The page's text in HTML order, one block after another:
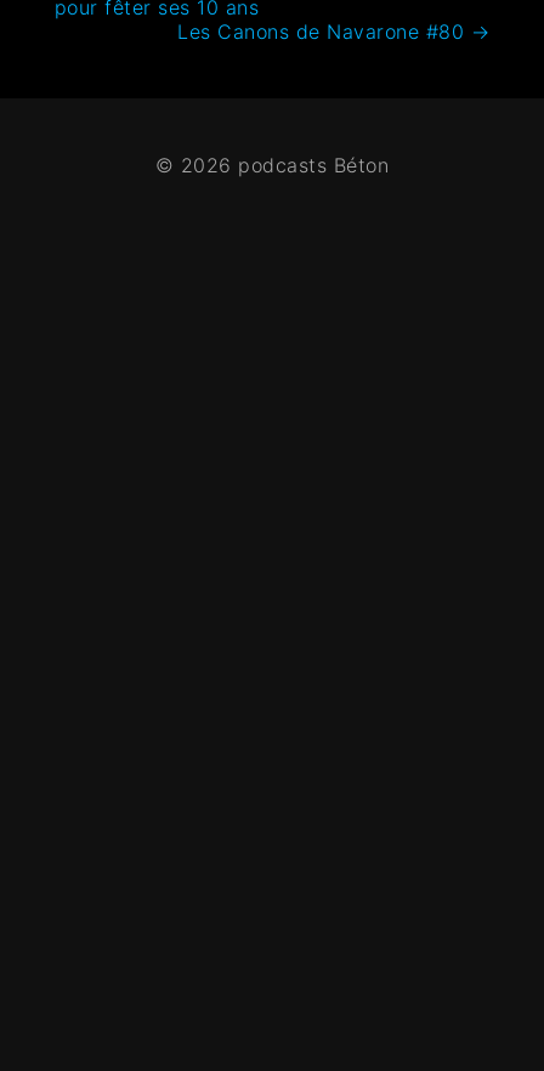
pour fêter ses 10 ans
Les Canons de Navarone #80 →
© 2026 podcasts Béton